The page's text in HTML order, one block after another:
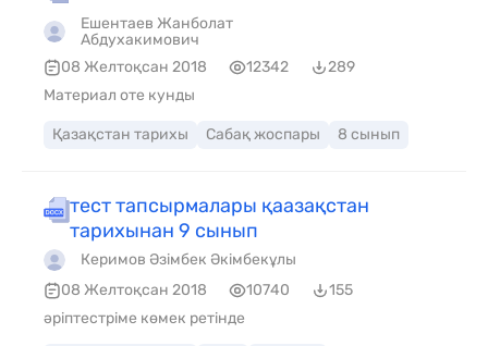
Ешентаев Жанболат
Абдухакимович
08 Желтоқсан 2018
12342
289
Материал оте кунды
Қазақстан тарихы Сабақ жоспары 8 сынып
тест тапсырмалары қаазақстан
тарихынан 9 сынып
Керимов Әзімбек Әкімбекұлы
08 Желтоқсан 2018
10740
155
әріптестріме көмек ретінде